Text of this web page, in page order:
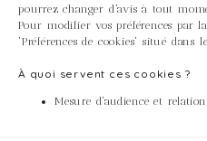
pourrez changer d'avis à tout
Pour modifier vos préférences par
'Préférences de cookies' situé dans
À quoi servent ces cookies ?
Mesure d'audience et
SOLID
OAK
(Quercus